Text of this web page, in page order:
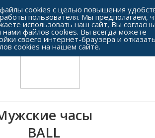
салонов г. Челябинска
часы
BALL
cookies с целью повышения
пользователя. Мы предполагаем,
использовать наш сайт, Вы
нами файлов cookies. Вы всегда можете
своего интернет-браузера и
cookies на нашем сайте.